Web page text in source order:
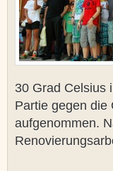
30 Grad Celsius
Partie gegen die
aufgenommen.